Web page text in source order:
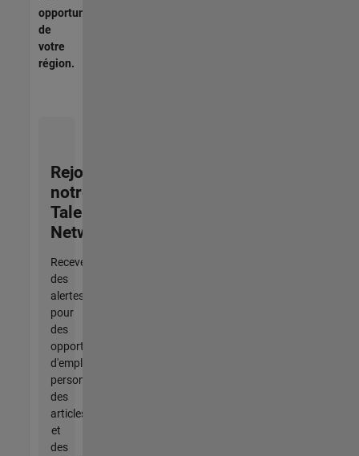
opportunités
de
votre
région.
Rejoignez
notre
Talent
Network
Recevez
des
alertes
pour
des
opportunités
d'emploi
personnalisées,
des
articles
et
des